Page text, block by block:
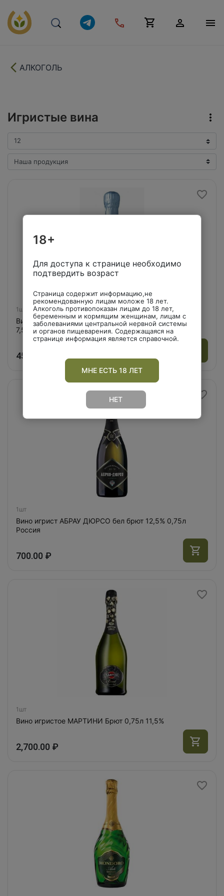
АЛКОГОЛЬ
Игристые вина
1шт
Вино игристое ГАНЧА АСТИ DOCG бел сладкое 0,2л
7,5%
452.00 ₽
1шт
Вино игрист АБРАУ ДЮРСО бел брют 12,5% 0,75л
Россия
700.00 ₽
1шт
Вино игристое МАРТИНИ Брют 0,75л 11,5%
2,700.00 ₽
18+
Для доступа к странице необходимо
подтвердить возраст
Страница содержит информацию,не
рекомендованную лицам моложе 18 лет.
Алкоголь противопоказан лицам до 18 лет,
беременным и кормящим женщинам, лицам с
заболеваниями центральной нервной системы
и органов пищеварения. Содержащаяся на
странице информация является справочной.
МНЕ ЕСТЬ 18 ЛЕТ
НЕТ